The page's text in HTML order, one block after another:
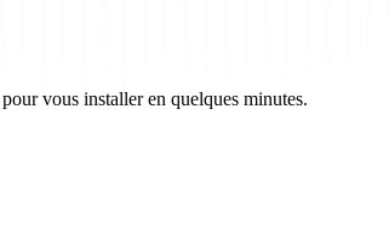
vous installer en quelques minutes.